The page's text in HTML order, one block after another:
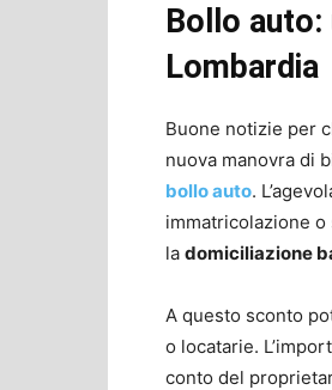
Bollo auto:
Lombardia
Buone notizie per
nuova manovra di
bollo auto.
immatricolazione
la domiciliazione
A questo sconto
o locatarie.
conto del